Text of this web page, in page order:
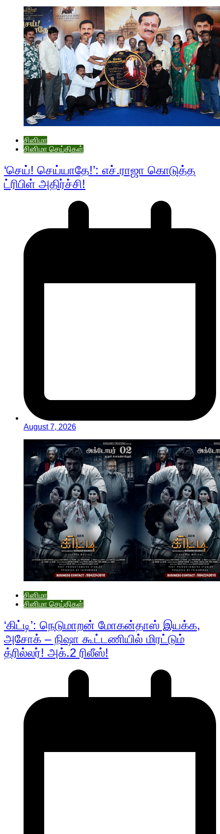
சினிமா
சினிமா செய்திகள்
‘செய்! செய்யாதே!’: எச்.ராஜா கொடுத்த
ட்ரிபிள் அதிர்ச்சி!
August 7, 2026
சினிமா
சினிமா செய்திகள்
‘கிட்டி’: நெடுமாறன் மோகன்தாஸ் இயக்க,
அசோக் – நிஷா கூட்டணியில் மிரட்டும்
த்ரில்லர்! அக்.2 ரிலீஸ்!